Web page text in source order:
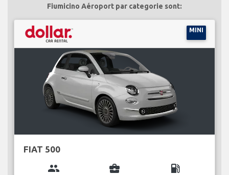
Fiumicino Aéroport par categorie sont:
MINI
FIAT 500
group business_center local_gas_station